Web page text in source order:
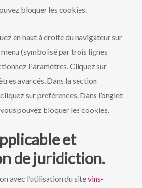
bloquer les cookies.
en haut à droite du navigateur sur
(symbolisé par trois lignes
Paramètres. Cliquez sur
avancés. Dans la section
sur préférences. Dans l’onglet
pouvez bloquer les cookies.
et
de juridiction.
avec l’utilisation du sitevins-